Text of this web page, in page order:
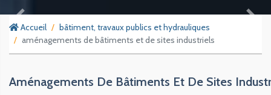
Accueil
bâtiment, travaux publics et hydrauliques
aménagements de bâtiments et de sites industriels
Aménagements De Bâtiments Et De Sites